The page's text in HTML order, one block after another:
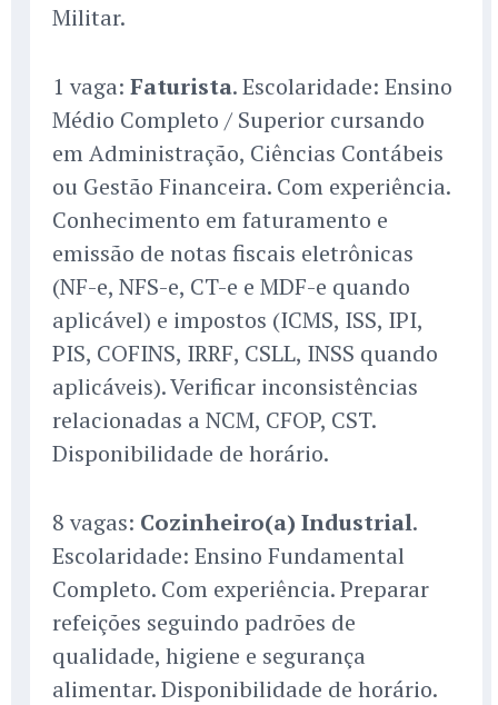
Militar.
1 vaga: Faturista. Escolaridade: Ensino
Médio Completo / Superior cursando
em Administração, Ciências Contábeis
ou Gestão Financeira. Com experiência.
Conhecimento em faturamento e
emissão de notas fiscais eletrônicas
(NF-e, NFS-e, CT-e e MDF-e quando
aplicável) e impostos (ICMS, ISS, IPI,
PIS, COFINS, IRRF, CSLL, INSS quando
aplicáveis). Verificar inconsistências
relacionadas a NCM, CFOP, CST.
Disponibilidade de horário.
8 vagas: Cozinheiro(a) Industrial.
Escolaridade: Ensino Fundamental
Completo. Com experiência. Preparar
refeições seguindo padrões de
qualidade, higiene e segurança
alimentar. Disponibilidade de horário.